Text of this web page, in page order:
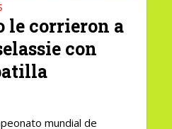
le corrieron a
con
mundial de